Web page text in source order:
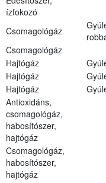
ízfokozó
Csomagológáz
Csomagológáz
Hajtógáz
Hajtógáz
Hajtógáz
Antioxidáns,
csomagológáz,
habosítószer,
hajtógáz
Csomagológáz,
habosítószer,
hajtógáz